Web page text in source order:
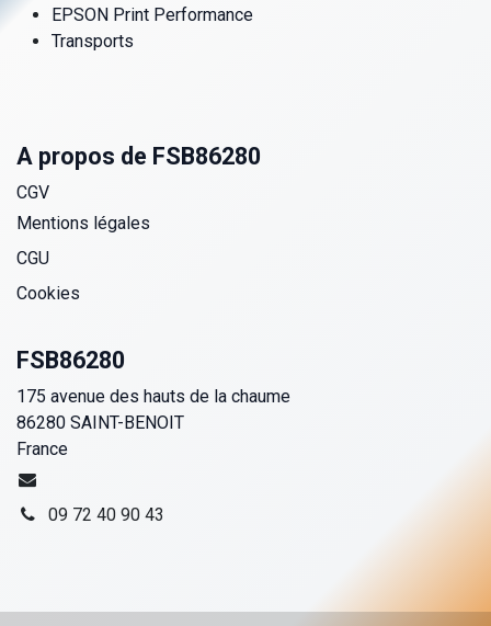
EPSON Print Performance
Transports
A propos de FSB86280
CGV
Mentions légales
CGU
Cookies
FSB86280
175 avenue des hauts de la chaume
86280 SAINT-BENOIT
France
09 72 40 90 43